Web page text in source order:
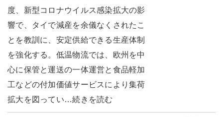
度、新型コロナウイルス感染拡大の影
響で、タイで減産を余儀なくされたこ
とを教訓に、安定供給できる生産体制
を強化する。低温物流では、欧州を中
心に保管と運送の一体運営と食品軽加
工などの付加価値サービスにより集荷
拡大を図ってい…続きを読む